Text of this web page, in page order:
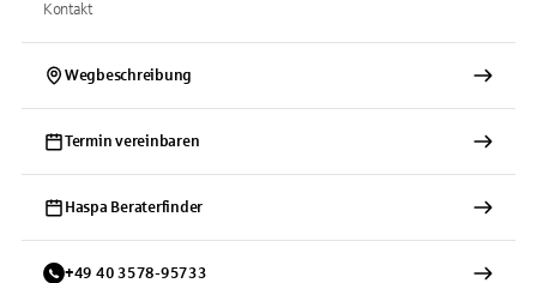
Kontakt
Wegbeschreibung
Termin vereinbaren
Haspa Beraterfinder
+49 40 3578-95733